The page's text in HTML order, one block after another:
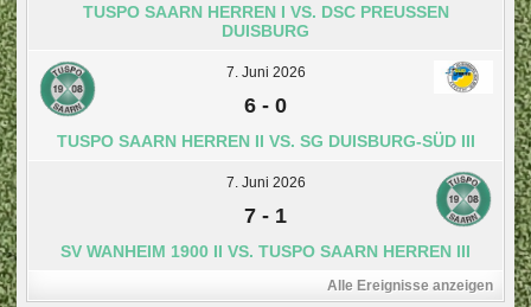
TUSPO SAARN HERREN I VS. DSC PREUSSEN D
UISBURG
7. Juni 2026
6 - 0
TUSPO SAARN HERREN II VS. SG DUISBURG-SÜD III
7. Juni 2026
7 - 1
SV WANHEIM 1900 II VS. TUSPO SAARN HERREN III
Alle Ereignisse anzeigen